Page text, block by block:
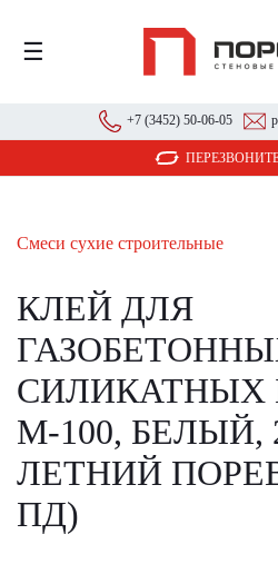
☰
+7 (3452) 50-06-05
Смеси сухие строительные
КЛЕЙ ДЛЯ
СИЛИКАТНЫХ
М-100, БЕЛЫЙ,
ЛЕТНИЙ
ПД)